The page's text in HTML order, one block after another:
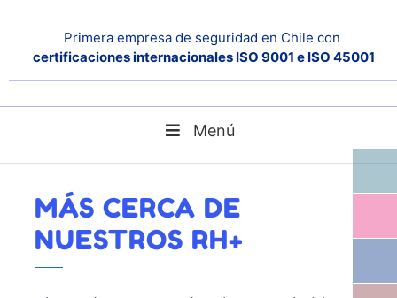
Primera empresa de seguridad en Chile con
certificaciones internacionales ISO 9001 e ISO 45001
Menú
MÁS Cerca de Nuestros RH+
MÁS CERCA DE
NUESTROS RH+